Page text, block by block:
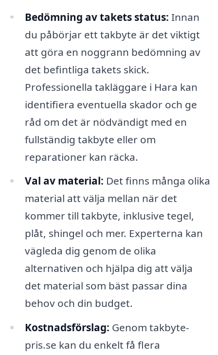
Bedömning av takets status: Innan
du påbörjar ett takbyte är det viktigt
att göra en noggrann bedömning av
det befintliga takets skick.
Professionella takläggare i Hara kan
identifiera eventuella skador och ge
råd om det är nödvändigt med en
fullständig takbyte eller om
reparationer kan räcka.
Val av material: Det finns många olika
material att välja mellan när det
kommer till takbyte, inklusive tegel,
plåt, shingel och mer. Experterna kan
vägleda dig genom de olika
alternativen och hjälpa dig att välja
det material som bäst passar dina
behov och din budget.
Kostnadsförslag: Genom takbyte-
pris.se kan du enkelt få flera